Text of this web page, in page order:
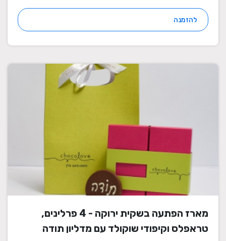
להזמנה
מארז הפתעה בשקית ירוקה - 4 פרלינים,
טראפלס וקיפודי שוקולד עם מדליון תודה